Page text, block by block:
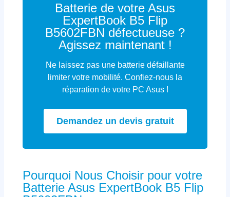
Batterie de votre Asus
ExpertBook B5 Flip
B5602FBN défectueuse ?
Agissez maintenant !
Ne laissez pas une batterie défaillante
limiter votre mobilité. Confiez-nous la
réparation de votre PC Asus !
Demandez un devis gratuit
Pourquoi Nous Choisir pour votre
Batterie Asus ExpertBook B5 Flip